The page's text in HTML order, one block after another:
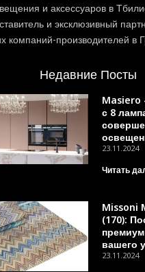
и аксессуаров в
и эксклюзивный
компаний-производителей в
Недавние Посты
Masiero
с 8
23.11.2024
Читать
Missoni
(170):
вашего
23.11.2024